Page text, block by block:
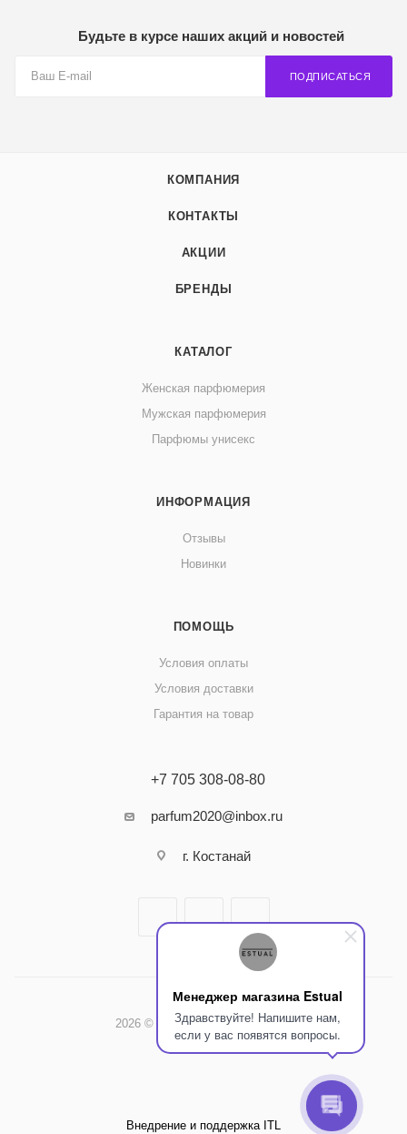
Менеджер магазина Estual
Здравствуйте! Напишите нам,
если у вас появятся вопросы.
Будьте в курсе наших акций и новостей
ПОДПИСАТЬСЯ
КОМПАНИЯ
КОНТАКТЫ
АКЦИИ
БРЕНДЫ
КАТАЛОГ
Женская парфюмерия
Мужская парфюмерия
Парфюмы унисекс
ИНФОРМАЦИЯ
Отзывы
Новинки
ПОМОЩЬ
Условия оплаты
Условия доставки
Гарантия на товар
+7 705 308-08-80
parfum2020@inbox.ru
г. Костанай
2026 © Интернет-магазин Estual
Внедрение и поддержка ITL